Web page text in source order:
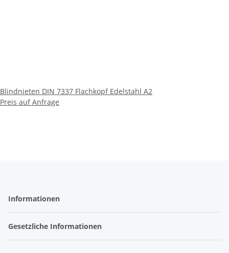
Blindnieten DIN 7337 Flachkopf Edelstahl A2
Preis auf Anfrage
Informationen
Gesetzliche Informationen